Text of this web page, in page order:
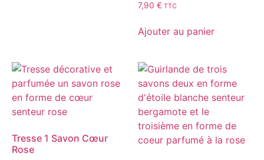
7,90 € TTC
Ajouter au panier
Tresse 1 Savon Cœur
Rose